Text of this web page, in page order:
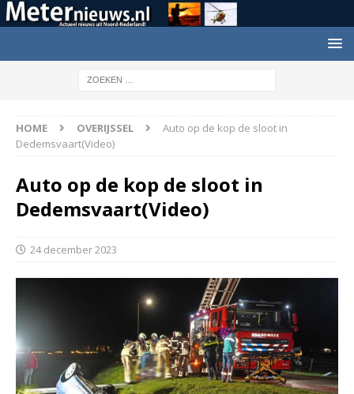
HOME OVERIJSSEL
Auto op de kop de sloot in
Dedemsvaart(Video)
Auto op de kop de sloot in
Dedemsvaart(Video)
24 december 2023